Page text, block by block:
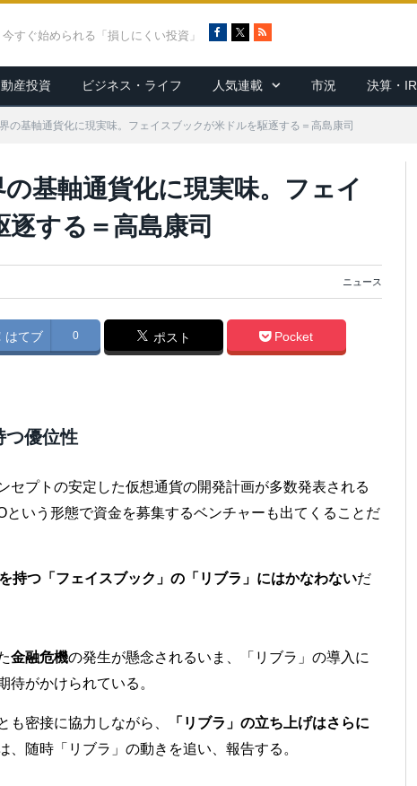
今すぐ始められる「損しにくい投資」
c
e
b
o
R
S
産投資 ビジネス・ライフ 人気連載 市況 決算・IR
の基軸通貨化に現実味。フェイスブックが米ドルを駆逐する＝高島康司
基軸通貨化に現実味。フェイ
する＝高島康司
ニュース
はてブ 0 ポスト Pocket
つ優位性
セプトの安定した仮想通貨の開発計画が多数発表される
いう形態で資金を募集するベンチャーも出てくることだ
持つ「フェイスブック」の「リブラ」にはかなわないだ
金融危機の発生が懸念されるいま、「リブラ」の導入に
待がかけられている。
も密接に協力しながら、
「リブラ」の立ち上げはさらに
、随時「リブラ」の動きを追い、報告する。